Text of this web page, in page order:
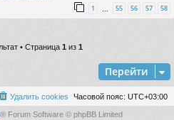
1 … 55 56 57 58
• Страница 1из 1
Перейти
Часовой пояс: UTC+03:00
Удалить cookies
® Forum Software © phpBB Limited